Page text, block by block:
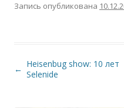
Запись опубликована
Навигация по записям
← Heisenbug show: 10 лет
Selenide